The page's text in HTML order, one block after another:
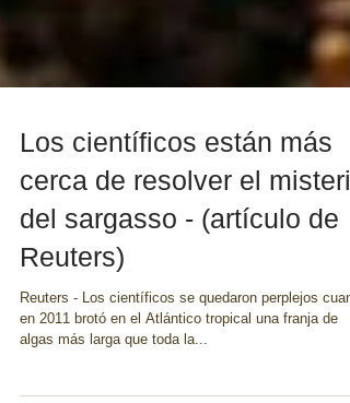
Los científicos están más
cerca de resolver el misterio
del sargasso - (artículo de
Reuters)
Reuters - Los científicos se quedaron perplejos